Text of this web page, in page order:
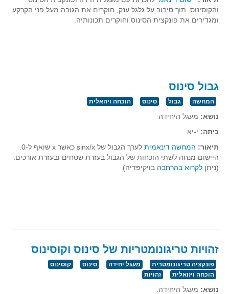
קעירות ונקודות פיתול
גאומטריה
משפט פיתגורס
מרובעים
משולשים
טריגונומטריה
שונות
יצירה
והקוסינוס. תוך סיבוב על גלגל ענק, חוקרים את הגובה מעל פני הקרקע
ומגדירים את פונקצית הסינוס וחוקרים תכונותיה.
גבול סינוס
המחשה גבול סינוס הוכחה ויזואלית
נושא: מעגל היחידה
כיתה: י-יא
תיאור: המחשה דינאמית לערך הגבול של sinx/x כאשר x שואף ל-0.
היישום מנחה לשתי הוכחות של הגבול בעזרת שטחים ובעזרת אורכים.
(ניתן לקרוא בהרחבה בויקיפדיה)
זהויות טריגונומטריות של סינוס וקוסינוס
פונקציה טריגונומטרית מעגל יחידה סינוס
קוסינוס
הוכחה ויזואלית
זהויות
נושא: מעגל היחידה